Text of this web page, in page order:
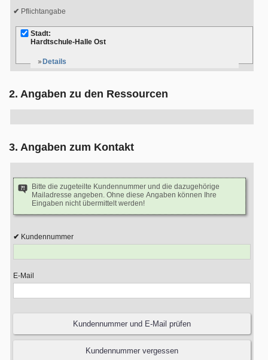
Pflichtangabe
Stadt:
Hardtschule-Halle Ost
Details
2. Angaben zu den Ressourcen
3. Angaben zum Kontakt
Bitte die zugeteilte Kundennummer und die dazugehörige
Mailadresse angeben. Ohne diese Angaben können Ihre
Eingaben nicht übermittelt werden!
Kundennummer
E-Mail